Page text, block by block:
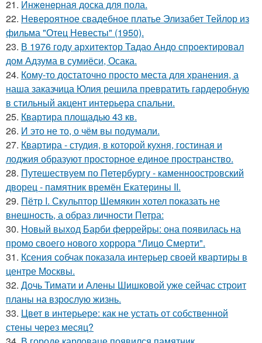
21. Инжeнepная доска для пола.
22. Невероятное свадебное платье Элизабет Тейлор из
фильма "Отец Невесты" (1950).
23. В 1976 году архитектор Тадао Андо спроектировал
дом Адзума в сумиёси, Осака.
24. Кому-то достаточно просто места для хранения, а
наша заказчица Юлия решила превратить гардеробную
в стильный акцент интерьера спальни.
25. Квартира площадью 43 кв.
26. И это не то, о чём вы подумали.
27. Квартира - студия, в которой кухня, гостиная и
лоджия образуют просторное единое пространство.
28. Путешествуем по Петербургу - каменноостровский
дворец - памятник времён Екатерины II.
29. Пётр I. Скульптор Шемякин хотел показать не
внешность, а образ личности Петра:
30. Новый выход Барби феррейры: она появилась на
промо своего нового хоррора "Лицо Смерти".
31. Ксения собчак показала интерьер своей квартиры в
центре Москвы.
32. Дочь Тимати и Алены Шишковой уже сейчас строит
планы на взрослую жизнь.
33. Цвет в интерьере: как не устать от собственной
стены через месяц?